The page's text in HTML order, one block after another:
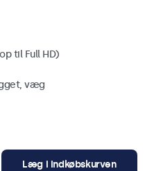
til Full HD)
væg
Læg i indkøbskurven